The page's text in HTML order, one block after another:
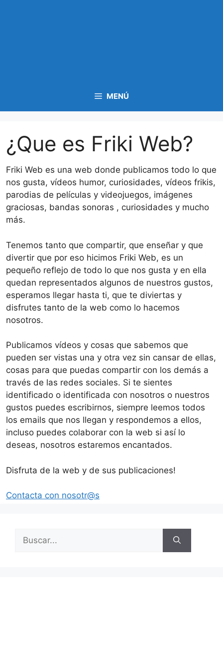
MENÚ
¿Que es Friki Web?
Friki Web es una web donde publicamos todo lo que
nos gusta, vídeos humor, curiosidades, vídeos frikis,
parodias de películas y videojuegos, imágenes
graciosas, bandas sonoras , curiosidades y mucho
más.
Tenemos tanto que compartir, que enseñar y que
divertir que por eso hicimos Friki Web, es un
pequeño reflejo de todo lo que nos gusta y en ella
quedan representados algunos de nuestros gustos,
esperamos llegar hasta ti, que te diviertas y
disfrutes tanto de la web como lo hacemos
nosotros.
Publicamos vídeos y cosas que sabemos que
pueden ser vistas una y otra vez sin cansar de ellas,
cosas para que puedas compartir con los demás a
través de las redes sociales. Si te sientes
identificado o identificada con nosotros o nuestros
gustos puedes escribirnos, siempre leemos todos
los emails que nos llegan y respondemos a ellos,
incluso puedes colaborar con la web si así lo
deseas, nosotros estaremos encantados.
Disfruta de la web y de sus publicaciones!
Contacta con nosotr@s
Buscar: